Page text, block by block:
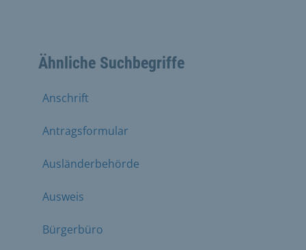
Ähnliche Suchbegriffe
Anschrift
Antragsformular
Ausländerbehörde
Ausweis
Bürgerbüro